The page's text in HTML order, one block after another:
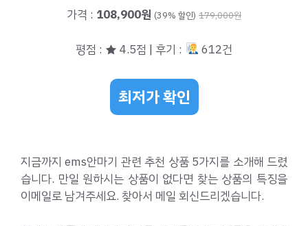
가격 : 108,900원 (39% 할인) 179,000원
평점 : ★ 4.5점 | 후기 : 612건
최저가 확인
지금까지 ems안마기 관련 추천 상품 5가지를 소개해 드렸
습니다. 만일 원하시는 상품이 없다면 찾는 상품의 특징을
이메일로 남겨주세요. 찾아서 메일 회신드리겠습니다.